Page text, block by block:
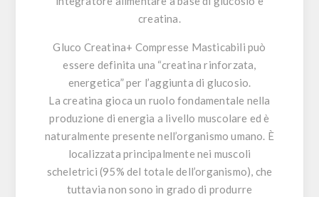
creatina.
Gluco Creatina+ Compresse Masticabili può
essere definita una “creatina rinforzata,
energetica” per l’aggiunta di glucosio.
Lacreatina gioca un ruolo fondamentale nella
produzione di energia a livello muscolare ed è
naturalmente presente nell’organismo umano. È
localizzata principalmente nei muscoli
scheletrici (95% del totale dell’organismo), che
tuttavia non sono in grado di produrre